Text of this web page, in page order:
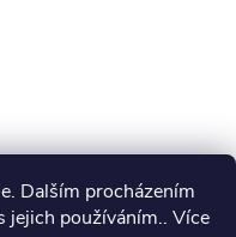
Dalším procházením
jejich používáním.. Více